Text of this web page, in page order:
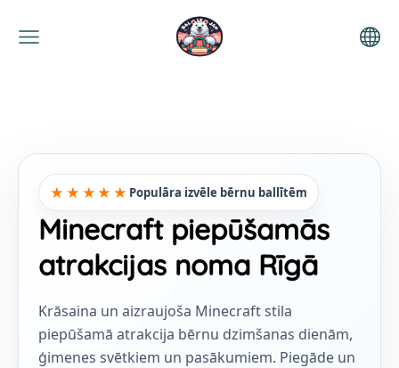
★★★★★ Populāra izvēle bērnu ballītēm
Minecraft piepūšamās
atrakcijas noma Rīgā
Krāsaina un aizraujoša Minecraft stila
piepūšamā atrakcija bērnu dzimšanas dienām,
ģimenes svētkiem un pasākumiem. Piegāde un